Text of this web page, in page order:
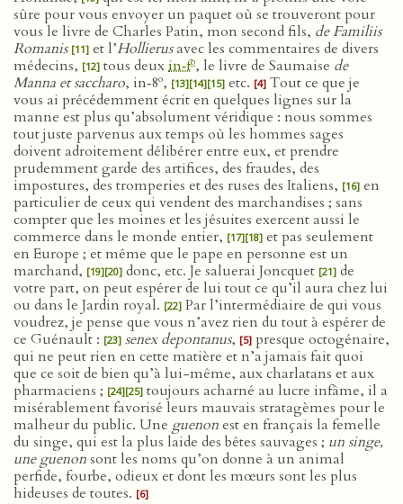
sûre pour vous envoyer un paquet où se trouveront pour
vous le livre de Charles Patin, mon second fils, de Familiis
Romanis [11] et l’Hollierusavec les commentaires de divers
médecins, [12] tous deuxin‑fo, le livre de Saumaise de
Manna et saccharo, in‑8o, [13][14][15] etc. [4] Tout ce que je
vous ai précédemment écrit en quelques lignes sur la
manne est plus qu’absolument véridique : nous sommes
tout juste parvenus aux temps où les hommes sages
doivent adroitement délibérer entre eux, et prendre
prudemment garde des artifices, des fraudes, des
impostures, des tromperies et des ruses des Italiens, [16] en
particulier de ceux qui vendent des marchandises ; sans
compter que les moines et les jésuites exercent aussi le
commerce dans le monde entier, [17][18] et pas seulement
en Europe ; et même que le pape en personne est un
marchand, [19][20] donc, etc. Je saluerai Joncquet [21] de
votre part, on peut espérer de lui tout ce qu’il aura chez lui
ou dans le Jardin royal. [22] Par l’intermédiaire de qui vous
voudrez, je pense que vous n’avez rien du tout à espérer de
ce Guénault : [23] senex depontanus, [5] presque octogénaire,
qui ne peut rien en cette matière et n’a jamais fait quoi
que ce soit de bien qu’à lui-même, aux charlatans et aux
pharmaciens ; [24][25] toujours acharné au lucre infâme, il a
misérablement favorisé leurs mauvais stratagèmes pour le
malheur du public. Une guenonest en français la femelle
du singe, qui est la plus laide des bêtes sauvages ; un singe,
une guenonsont les noms qu’on donne à un animal
perfide, fourbe, odieux et dont les mœurs sont les plus
hideuses de toutes. [6]